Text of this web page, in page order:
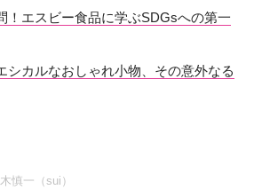
！エスビー食品に学ぶSDGsへの第一
シカルなおしゃれ小物、その意外なる
慎一（sui）